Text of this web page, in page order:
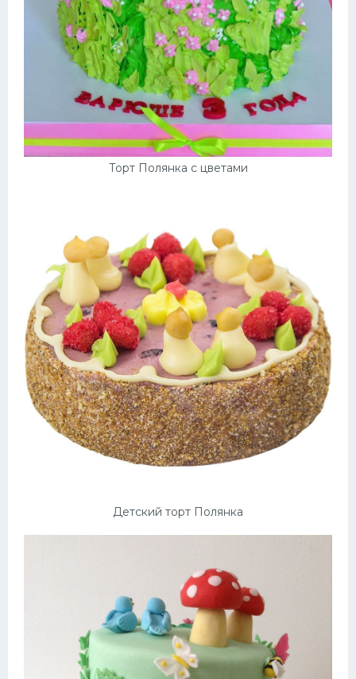
Торт Полянка с цветами
Детский торт Полянка